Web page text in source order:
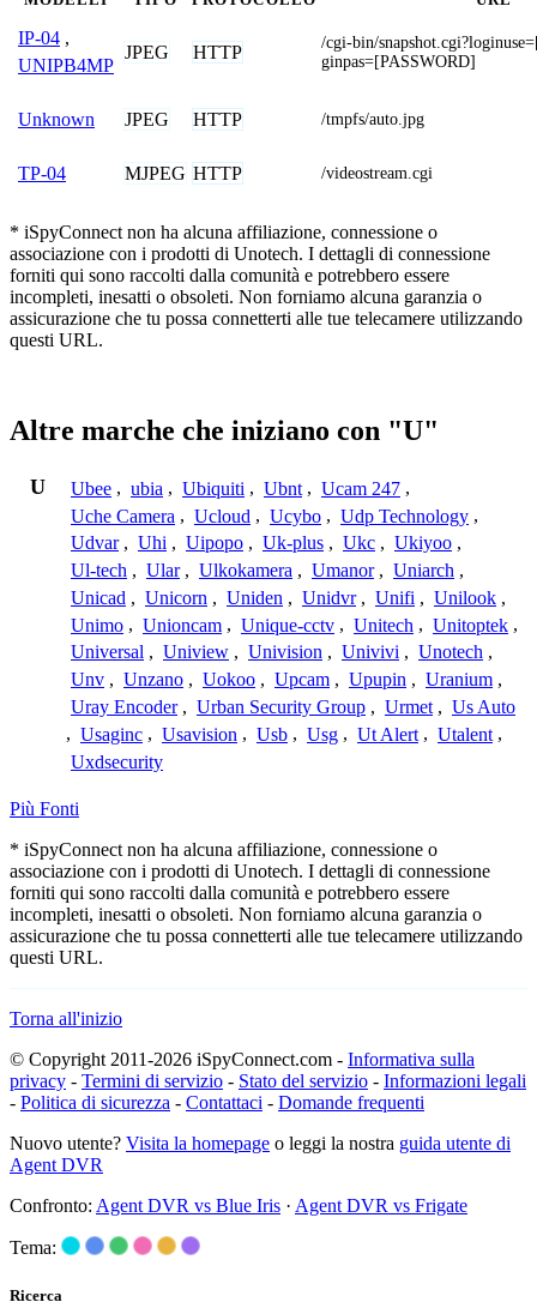
IP-04 ,
UNIPB4MP
JPEG HTTP
/cgi-bin/
ginpas=[PASSWORD]
Unknown JPEG HTTP /tmpfs/auto.jpg
TP-04 MJPEG HTTP /videostream.cgi
* iSpyConnect non ha alcuna affiliazione, connessione o
associazione con i prodotti di Unotech. I dettagli di connessione
forniti qui sono raccolti dalla comunità e potrebbero essere
incompleti, inesatti o obsoleti. Non forniamo alcuna garanzia o
assicurazione che tu possa connetterti alle tue telecamere utilizzando
questi URL.
Altre marche che iniziano con "U"
U Ubee , ubia , Ubiquiti , Ubnt , Ucam 247 ,
Uche Camera , Ucloud , Ucybo , Udp Technology ,
Udvar , Uhi , Uipopo , Uk-plus , Ukc , Ukiyoo ,
Ul-tech , Ular , Ulkokamera , Umanor , Uniarch ,
Unicad , Unicorn , Uniden , Unidvr , Unifi , Unilook ,
Unimo , Unioncam , Unique-cctv , Unitech , Unitoptek ,
Universal , Uniview , Univision , Univivi , Unotech ,
Unv , Unzano , Uokoo , Upcam , Upupin , Uranium ,
Uray Encoder , Urban Security Group , Urmet , Us Auto
, Usaginc , Usavision , Usb , Usg , Ut Alert , Utalent ,
Uxdsecurity
Più Fonti
* iSpyConnect non ha alcuna affiliazione, connessione o
associazione con i prodotti di Unotech. I dettagli di connessione
forniti qui sono raccolti dalla comunità e potrebbero essere
incompleti, inesatti o obsoleti. Non forniamo alcuna garanzia o
assicurazione che tu possa connetterti alle tue telecamere utilizzando
questi URL.
Torna all'inizio
© Copyright 2011-2026 iSpyConnect.com - Informativa sulla
privacy - Termini di servizio - Stato del servizio - Informazioni legali
- Politica di sicurezza - Contattaci - Domande frequenti
Nuovo utente? Visita la homepage o leggi la nostra guida utente di
Agent DVR
Confronto: Agent DVR vs Blue Iris · Agent DVR vs Frigate
Tema:
Ricerca